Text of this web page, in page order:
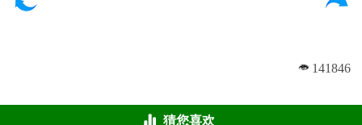
141846
猜您喜欢